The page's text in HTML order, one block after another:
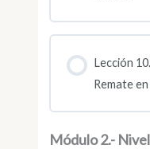
Lección
Remate
Módulo 2.-